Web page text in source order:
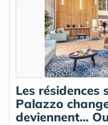
Les résidences
Palazzo
deviennent...